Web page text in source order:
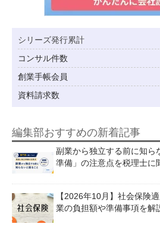
シリーズ発行累計
コンサル件数
創業手帳会員
資料請求数
編集部おすすめの新着記事
副業から独立する前に知ら
準備」の注意点を税理士に
【2026年10月】社会保険
業の負担額や準備事項を解